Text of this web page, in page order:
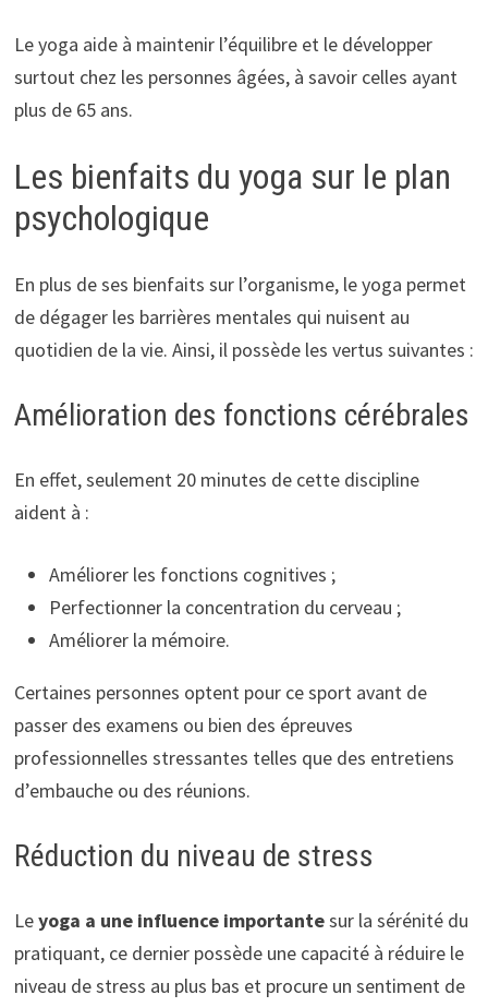
Le yoga aide à maintenir l’équilibre et le développer
surtout chez les personnes âgées, à savoir celles ayant
plus de 65 ans.
Les bienfaits du yoga sur le plan
psychologique
En plus de ses bienfaits sur l’organisme, le yoga permet
de dégager les barrières mentales qui nuisent au
quotidien de la vie. Ainsi, il possède les vertus suivantes :
Amélioration des fonctions cérébrales
En effet, seulement 20 minutes de cette discipline
aident à :
Améliorer les fonctions cognitives ;
Perfectionner la concentration du cerveau ;
Améliorer la mémoire.
Certaines personnes optent pour ce sport avant de
passer des examens ou bien des épreuves
professionnelles stressantes telles que des entretiens
d’embauche ou des réunions.
Réduction du niveau de stress
Leyoga a une influence importantesur la sérénité du
pratiquant, ce dernier possède une capacité à réduire le
niveau de stress au plus bas et procure un sentiment de